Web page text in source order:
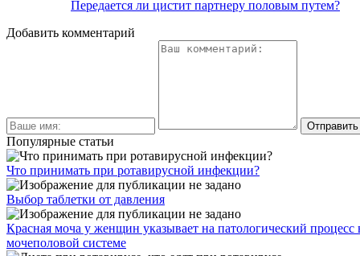
Передается ли цистит партнеру половым путем?
Добавить комментарий
Популярные статьи
Что принимать при ротавирусной инфекции?
Выбор таблетки от давления
Красная моча у женщин указывает на патологический процесс
мочеполовой системе